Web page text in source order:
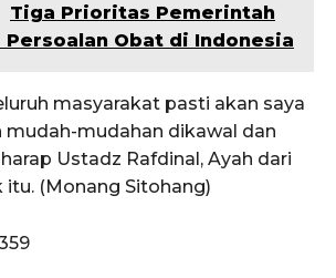
Tiga Prioritas Pemerintah
Obat di Indonesia
masyarakat pasti akan saya
mudah-mudahan dikawal dan
Ustadz Rafdinal, Ayah dari
itu. (Monang Sitohang)